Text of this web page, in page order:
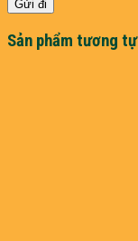
Sản phẩm tương tự